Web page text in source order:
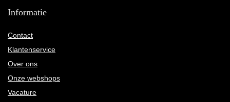
Informatie
Contact
Klantenservice
Over ons
Onze webshops
Vacature